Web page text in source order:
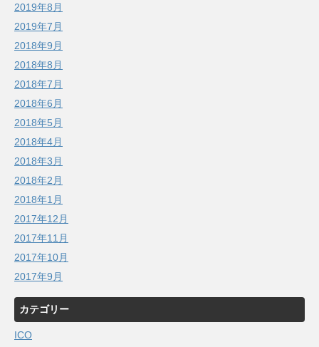
2019年8月
2019年7月
2018年9月
2018年8月
2018年7月
2018年6月
2018年5月
2018年4月
2018年3月
2018年2月
2018年1月
2017年12月
2017年11月
2017年10月
2017年9月
カテゴリー
ICO